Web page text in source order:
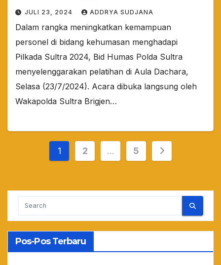
JULI 23, 2024 ADDRYA SUDJANA
Dalam rangka meningkatkan kemampuan
personel di bidang kehumasan menghadapi
Pilkada Sultra 2024, Bid Humas Polda Sultra
menyelenggarakan pelatihan di Aula Dachara,
Selasa (23/7/2024). Acara dibuka langsung oleh
Wakapolda Sultra Brigjen…
Paginasi
1 2 … 5
Pos-Pos Terbaru